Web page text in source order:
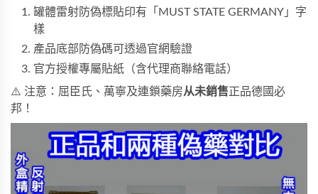
罐體雷射防偽標貼印有「MUST STATE GERMANY」字
樣
產品底部防偽碼可透過官網驗證
官方授權專屬貼紙（含代理商聯絡電話）
⚠️ 注意：屈臣氏、萬寧及連鎖藥房从未銷售 正品德國必
邦！